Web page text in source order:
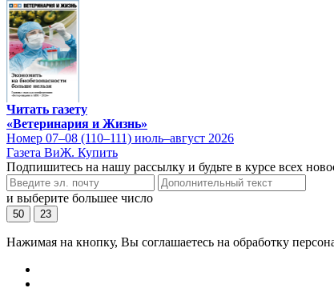
Читать газету
«Ветеринария и Жизнь»
Номер 07–08 (110–111) июль–август 2026
Газета ВиЖ. Купить
Подпишитесь на нашу рассылку и будьте в курсе всех
и выберите большее число
50 23
Нажимая на кнопку, Вы соглашаетесь на обработку